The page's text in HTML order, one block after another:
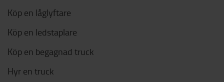
Köp en låglyftare
Köp en ledstaplare
Köp en begagnad truck
Hyr en truck